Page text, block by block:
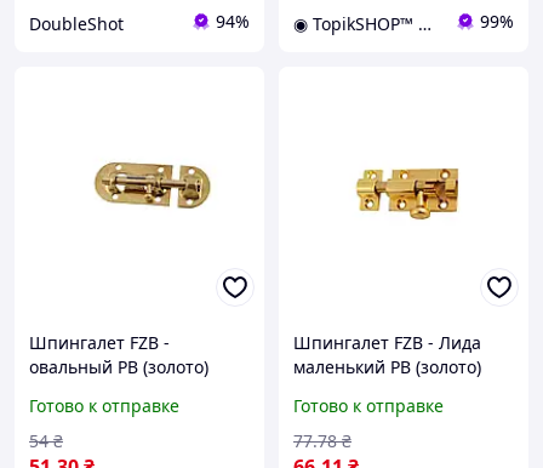
DoubleShot 94% ◉ TopikSHOP™ ◉ - онлайн магазин полезных товаров для дома, дачи, сада, мастерской и гаража 99%
Шпингалет FZB -
овальный РВ (золото)
Готово к отправке
54 ₴
Шпингалет FZB - Лида
маленький РВ (золото)
Готово к отправке
77.78 ₴